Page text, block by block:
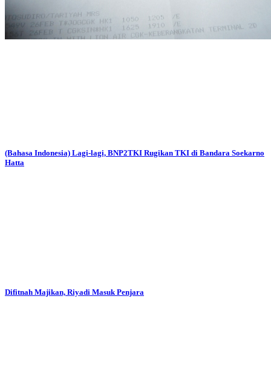
(Bahasa Indonesia) Lagi-lagi, BNP2TKI Rugikan TKI di Bandara Soekarno
Hatta
Difitnah Majikan, Riyadi Masuk Penjara